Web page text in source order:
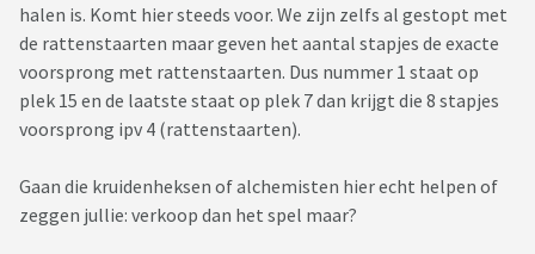
halen is. Komt hier steeds voor. We zijn zelfs al gestopt met
de rattenstaarten maar geven het aantal stapjes de exacte
voorsprong met rattenstaarten. Dus nummer 1 staat op
plek 15 en de laatste staat op plek 7 dan krijgt die 8 stapjes
voorsprong ipv 4 (rattenstaarten).
Gaan die kruidenheksen of alchemisten hier echt helpen of
zeggen jullie: verkoop dan het spel maar?